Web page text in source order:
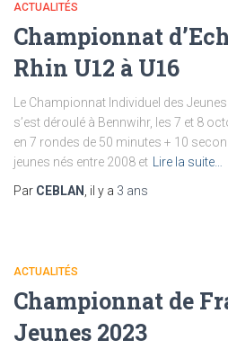
ACTUALITÉS
Championnat
Rhin U12 à U16
Le Championnat Individuel des
s’est déroulé à Bennwihr, les 7 et 8
en 7 rondes de 50 minutes + 10
jeunes nés entre 2008 et
Lire la suite…
Par CEBLAN , il y a 3 ans
ACTUALITÉS
Championnat de
Jeunes 2023